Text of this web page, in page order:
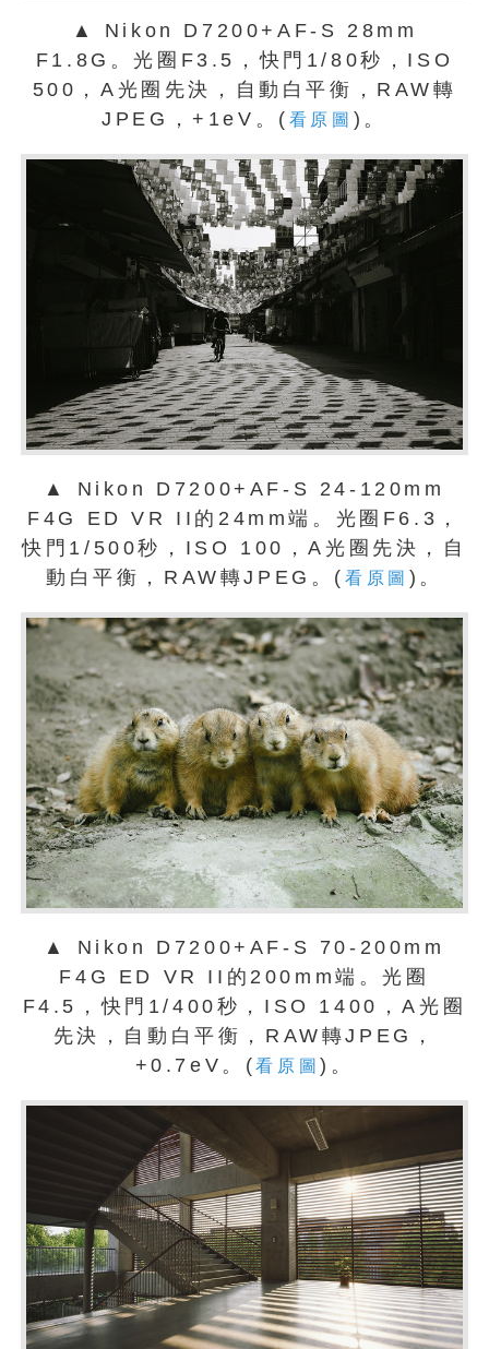
▲ Nikon D7200+AF-S 28mm
F1.8G。光圈F3.5，快門1/80秒，ISO
500，A光圈先決，自動白平衡，RAW轉
JPEG，+1eV。( 看原圖 )。
▲ Nikon D7200+AF-S 24-120mm
F4G ED VR II的24mm端。光圈F6.3，
快門1/500秒，ISO 100，A光圈先決，自
動白平衡，RAW轉JPEG。( 看原圖 )。
▲ Nikon D7200+AF-S 70-200mm
F4G ED VR II的200mm端。光圈
F4.5，快門1/400秒，ISO 1400，A光圈
先決，自動白平衡，RAW轉JPEG，
+0.7eV。(看原圖 )。